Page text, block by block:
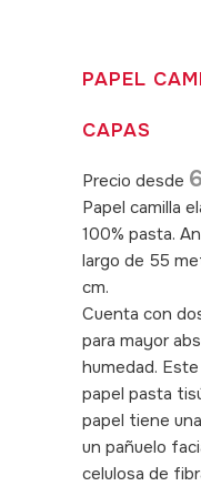
PAPEL
CAPAS
Precio desde
Papel camilla
100% pasta.
largo de 55
cm.
Cuenta con
para mayor
humedad.
papel pasta
papel tiene
un pañuelo
celulosa de